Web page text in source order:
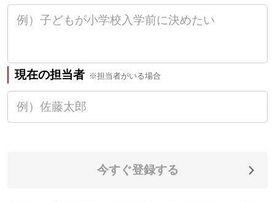
現在の担当者 ※担当者がいる場合
今すぐ登録する